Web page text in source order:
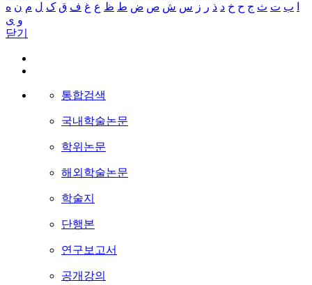
ب ت ث ج ح خ د ذ ر ز س ش ص ض ط ظ ع غ ف ق ک ل م ن ه
و ی
닫기
통합검색
국내학술논문
학위논문
해외학술논문
학술지
단행본
연구보고서
공개강의